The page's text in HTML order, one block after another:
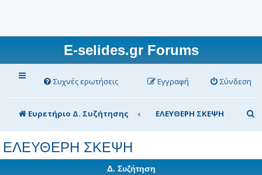
E-selides.gr Forums
Συχνές ερωτήσεις Σύνδεση
Εγγραφή
Ευρετήριο Δ. Συζήτησης ΕΛΕΥΘΕΡΗ ΣΚΕΨΗ
ν
ΕΛΕΥΘΕΡΗ ΣΚΕΨΗ
Δ. Συζήτηση